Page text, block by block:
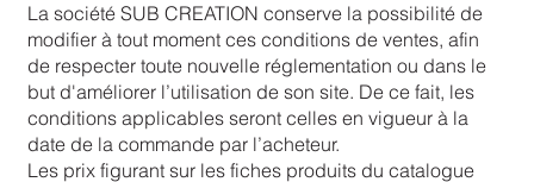
La société SUB CREATION conserve la possibilité de
modifier à tout moment ces conditions de ventes, afin
de respecter toute nouvelle réglementation ou dans le
but d'améliorer l’utilisation de son site. De ce fait, les
conditions applicables seront celles en vigueur à la
date de la commande par l’acheteur.
Les prix figurant sur les fiches produits du catalogue